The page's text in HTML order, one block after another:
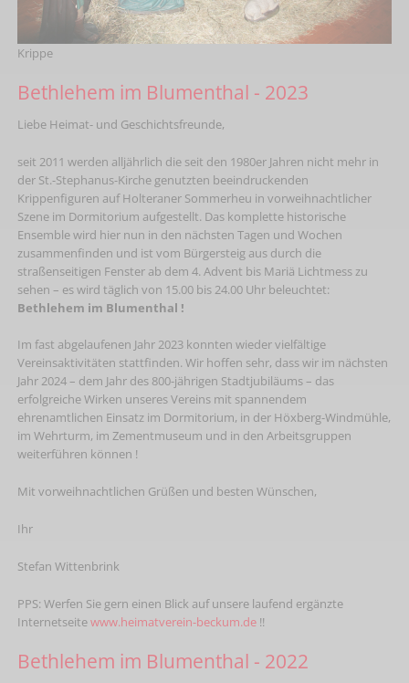
Krippe
Bethlehem im Blumenthal - 2023
Liebe Heimat- und Geschichtsfreunde,
seit 2011 werden alljährlich die seit den 1980er Jahren nicht mehr in
der St.-Stephanus-Kirche genutzten beeindruckenden
Krippenfiguren auf Holteraner Sommerheu in vorweihnachtlicher
Szene im Dormitorium aufgestellt. Das komplette historische
Ensemble wird hier nun in den nächsten Tagen und Wochen
zusammenfinden und ist vom Bürgersteig aus durch die
straßenseitigen Fenster ab dem 4. Advent bis Mariä Lichtmess zu
sehen – es wird täglich von 15.00 bis 24.00 Uhr beleuchtet:
Bethlehem im Blumenthal !
Im fast abgelaufenen Jahr 2023 konnten wieder vielfältige
Vereinsaktivitäten stattfinden. Wir hoffen sehr, dass wir im nächsten
Jahr 2024 – dem Jahr des 800-jährigen Stadtjubiläums – das
erfolgreiche Wirken unseres Vereins mit spannendem
ehrenamtlichen Einsatz im Dormitorium, in der Höxberg-Windmühle,
im Wehrturm, im Zementmuseum und in den Arbeitsgruppen
weiterführen können !
Mit vorweihnachtlichen Grüßen und besten Wünschen,
Ihr
Stefan Wittenbrink
PPS: Werfen Sie gern einen Blick auf unsere laufend ergänzte
Internetseitewww.heimatverein-beckum.de!!
Bethlehem im Blumenthal - 2022